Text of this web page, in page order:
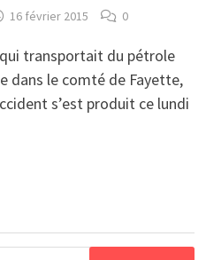
16 février 2015 0
transportait du pétrole
dans le comté de Fayette,
s’est produit ce lundi